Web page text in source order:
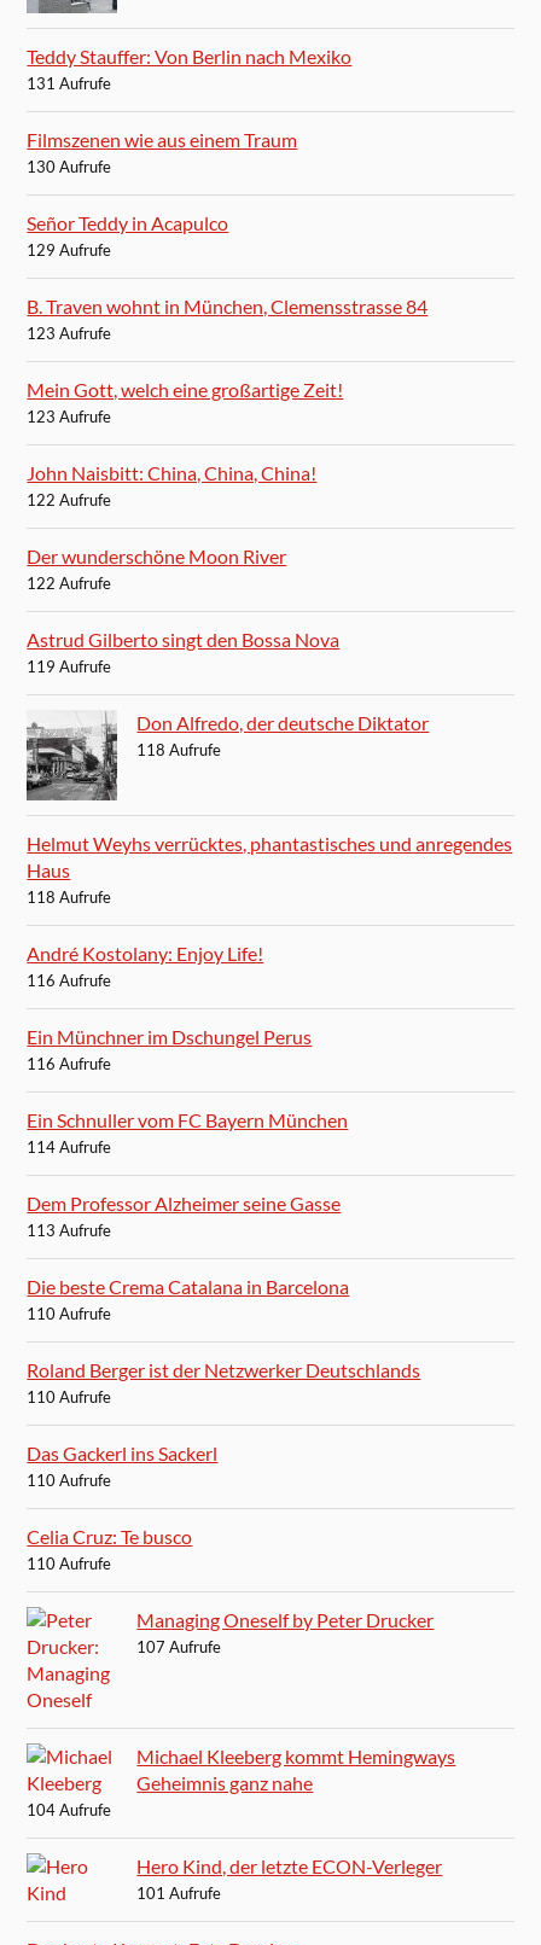
Teddy Stauffer: Von Berlin nach Mexiko
131 Aufrufe
Filmszenen wie aus einem Traum
130 Aufrufe
Señor Teddy in Acapulco
129 Aufrufe
B. Traven wohnt in München, Clemensstrasse 84
123 Aufrufe
Mein Gott, welch eine großartige Zeit!
123 Aufrufe
John Naisbitt: China, China, China!
122 Aufrufe
Der wunderschöne Moon River
122 Aufrufe
Astrud Gilberto singt den Bossa Nova
119 Aufrufe
Don Alfredo, der deutsche Diktator
118 Aufrufe
Helmut Weyhs verrücktes, phantastisches und anregendes
Haus
118 Aufrufe
André Kostolany: Enjoy Life!
116 Aufrufe
Ein Münchner im Dschungel Perus
116 Aufrufe
Ein Schnuller vom FC Bayern München
114 Aufrufe
Dem Professor Alzheimer seine Gasse
113 Aufrufe
Die beste Crema Catalana in Barcelona
110 Aufrufe
Roland Berger ist der Netzwerker Deutschlands
110 Aufrufe
Das Gackerl ins Sackerl
110 Aufrufe
Celia Cruz: Te busco
110 Aufrufe
Managing Oneself by Peter Drucker
107 Aufrufe
Michael Kleeberg kommt Hemingways
Geheimnis ganz nahe
104 Aufrufe
Hero Kind, der letzte ECON-Verleger
101 Aufrufe